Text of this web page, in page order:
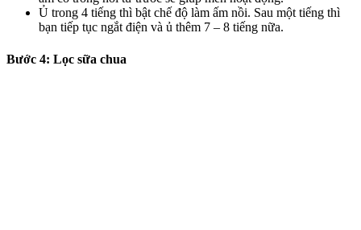
Ủ trong 4 tiếng thì bật chế độ làm ấm nồi. Sau một tiếng thì
bạn tiếp tục ngắt điện và ủ thêm 7 – 8 tiếng nữa.
Bước 4: Lọc sữa chua